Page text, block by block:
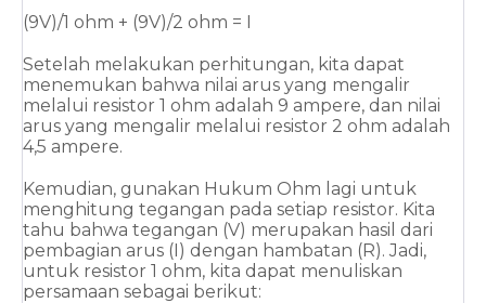
(9V)/1 ohm + (9V)/2 ohm = I
Setelah melakukan perhitungan, kita dapat
menemukan bahwa nilai arus yang mengalir
melalui resistor 1 ohm adalah 9 ampere, dan nilai
arus yang mengalir melalui resistor 2 ohm adalah
4,5 ampere.
Kemudian, gunakan Hukum Ohm lagi untuk
menghitung tegangan pada setiap resistor. Kita
tahu bahwa tegangan (V) merupakan hasil dari
pembagian arus (I) dengan hambatan (R). Jadi,
untuk resistor 1 ohm, kita dapat menuliskan
persamaan sebagai berikut: